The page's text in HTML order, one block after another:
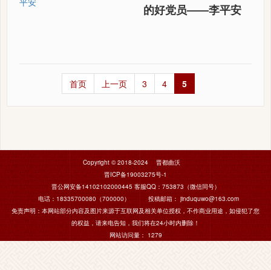
的好党员——李平安
首页 上一页 3 4 5
Copyright © 2018-2024 晋都曲沃
晋ICP备19003275号-1
晋公网安备14102102000445 客服QQ：753873（微信同号）
电话：18335700080（700000） 投稿邮箱： jinduquwo@163.com
免责声明：本网站部分内容及图片来源于互联网及相关单位授权，不作商业用途，如侵犯了您
的权益，请来电告知，我们将在24小时内删除！
网站访问量： 1279